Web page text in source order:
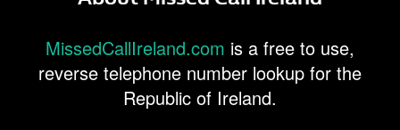
MissedCallIreland.com is a free to use,
reverse telephone number lookup for the
Republic of Ireland.